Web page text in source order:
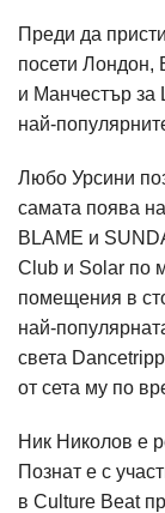
Преди да
посети Лондон,
и Манчестър за
най-
Любо Урсини
самата поява
BLAME и
Club и Solar по
помещения в
най-
света
от сета му по
Ник Николов е
Познат е с
в Culture Beat